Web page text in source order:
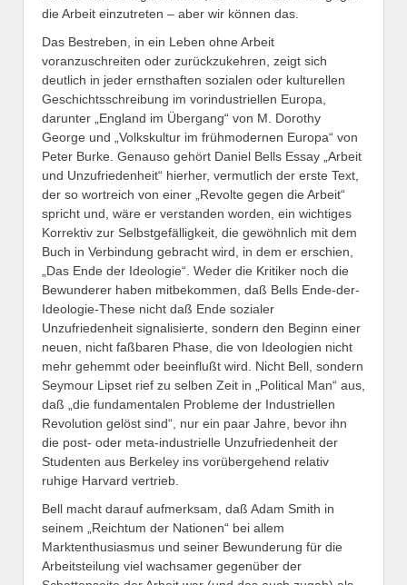
die Arbeit einzutreten – aber wir können das.
Das Bestreben, in ein Leben ohne Arbeit
voranzuschreiten oder zurückzukehren, zeigt sich
deutlich in jeder ernsthaften sozialen oder kulturellen
Geschichtsschreibung im vorindustriellen Europa,
darunter „England im Übergang“ von M. Dorothy
George und „Volkskultur im frühmodernen Europa“ von
Peter Burke. Genauso gehört Daniel Bells Essay „Arbeit
und Unzufriedenheit“ hierher, vermutlich der erste Text,
der so wortreich von einer „Revolte gegen die Arbeit“
spricht und, wäre er verstanden worden, ein wichtiges
Korrektiv zur Selbstgefälligkeit, die gewöhnlich mit dem
Buch in Verbindung gebracht wird, in dem er erschien,
„Das Ende der Ideologie“. Weder die Kritiker noch die
Bewunderer haben mitbekommen, daß Bells Ende-der-
Ideologie-These nicht daß Ende sozialer
Unzufriedenheit signalisierte, sondern den Beginn einer
neuen, nicht faßbaren Phase, die von Ideologien nicht
mehr gehemmt oder beeinflußt wird. Nicht Bell, sondern
Seymour Lipset rief zu selben Zeit in „Political Man“ aus,
daß „die fundamentalen Probleme der Industriellen
Revolution gelöst sind“, nur ein paar Jahre, bevor ihn
die post- oder meta-industrielle Unzufriedenheit der
Studenten aus Berkeley ins vorübergehend relativ
ruhige Harvard vertrieb.
Bell macht darauf aufmerksam, daß Adam Smith in
seinem „Reichtum der Nationen“ bei allem
Marktenthusiasmus und seiner Bewunderung für die
Arbeitsteilung viel wachsamer gegenüber der